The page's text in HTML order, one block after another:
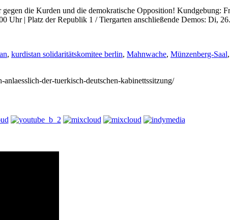
die Kurden und die demokratische Opposition! Kundgebung:
Uhr | Platz der Republik 1 / Tiergarten anschließende Demos: Di,
, kurdistan solidaritätskomitee berlin, Mahnwache, Münzenberg-Saal,
der-tuerkisch-deutschen-kabinettssitzung/